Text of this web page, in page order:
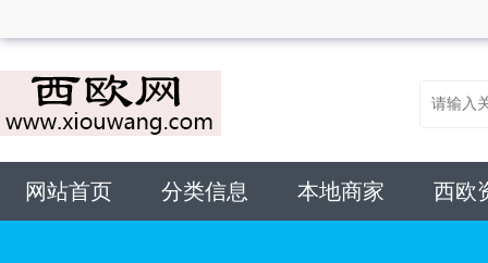
网站首页 分类信息 本地商家 西欧